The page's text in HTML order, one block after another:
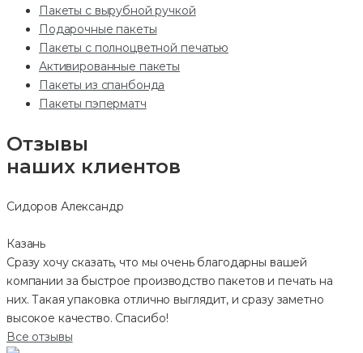
Пакеты с вырубной ручкой
Подарочные пакеты
Пакеты с полноцветной печатью
Активированные пакеты
Пакеты из спанбонда
Пакеты пэперматч
Отзывы
наших клиентов
Сидоров Александр
Казань
Сразу хочу сказать, что мы очень благодарны вашей
компании за быстрое производство пакетов и печать на
них. Такая упаковка отлично выглядит, и сразу заметно
высокое качество. Спасибо!
Все отзывы